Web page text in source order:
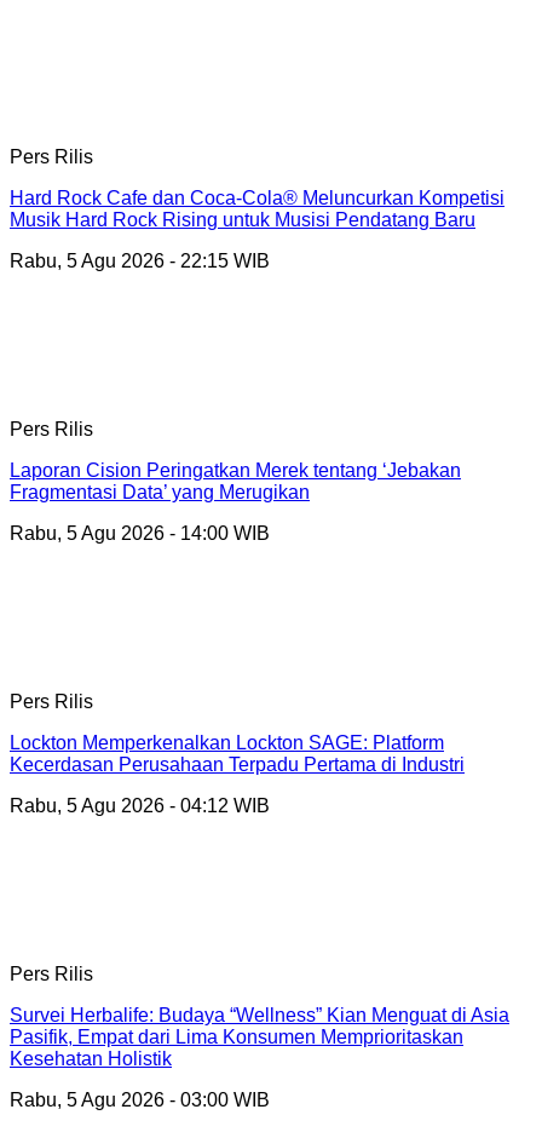
Pers Rilis
Hard Rock Cafe dan Coca-Cola® Meluncurkan Kompetisi
Musik Hard Rock Rising untuk Musisi Pendatang Baru
Rabu, 5 Agu 2026 - 22:15 WIB
Pers Rilis
Laporan Cision Peringatkan Merek tentang ‘Jebakan
Fragmentasi Data’ yang Merugikan
Rabu, 5 Agu 2026 - 14:00 WIB
Pers Rilis
Lockton Memperkenalkan Lockton SAGE: Platform
Kecerdasan Perusahaan Terpadu Pertama di Industri
Rabu, 5 Agu 2026 - 04:12 WIB
Pers Rilis
Survei Herbalife: Budaya “Wellness” Kian Menguat di Asia
Pasifik, Empat dari Lima Konsumen Memprioritaskan
Kesehatan Holistik
Rabu, 5 Agu 2026 - 03:00 WIB